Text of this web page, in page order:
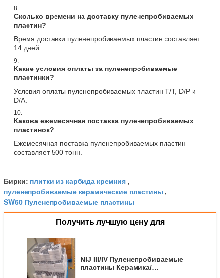
8.
Сколько времени на доставку пуленепробиваемых
пластин?
Время доставки пуленепробиваемых пластин составляет
14 дней.
9.
Какие условия оплаты за пуленепробиваемые
пластинки?
Условия оплаты пуленепробиваемых пластин T/T, D/P и
D/A.
10.
Какова ежемесячная поставка пуленепробиваемых
пластинок?
Ежемесячная поставка пуленепробиваемых пластин
составляет 500 тонн.
Бирки: плитки из карбида кремния ,
пуленепробиваемые керамические пластины ,
SW60 Пуленепробиваемые пластины
Получить лучшую цену для
NIJ III/IV Пуленепробиваемые
пластины Керамика/